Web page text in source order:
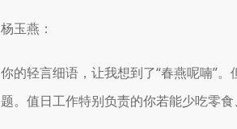
杨玉燕：
你的轻言细语，让我想到了“春燕呢喃”
题。值日工作特别负责的你若能少吃零